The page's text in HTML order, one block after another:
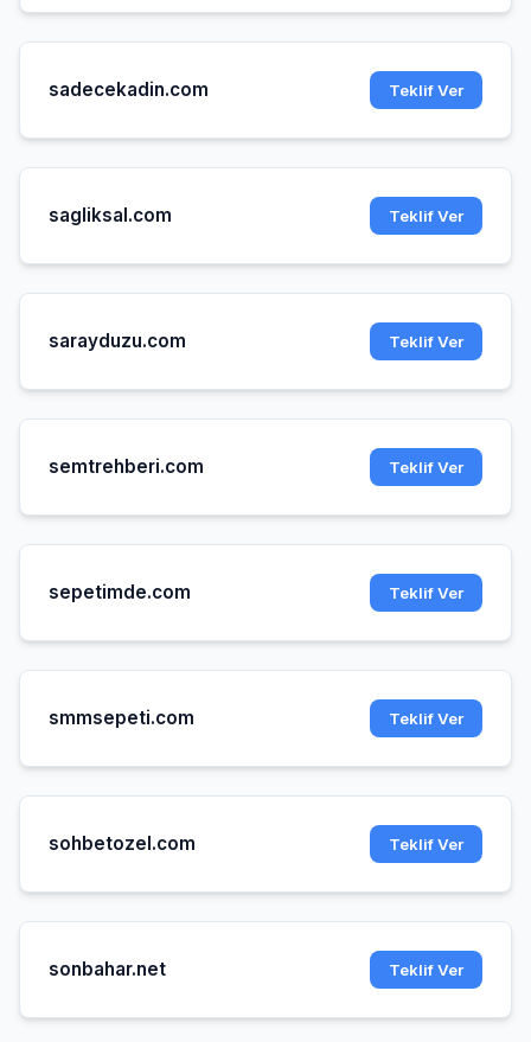
sadecekadin.com Teklif Ver
sagliksal.com Teklif Ver
sarayduzu.com Teklif Ver
semtrehberi.com Teklif Ver
sepetimde.com Teklif Ver
smmsepeti.com Teklif Ver
sohbetozel.com Teklif Ver
sonbahar.net Teklif Ver